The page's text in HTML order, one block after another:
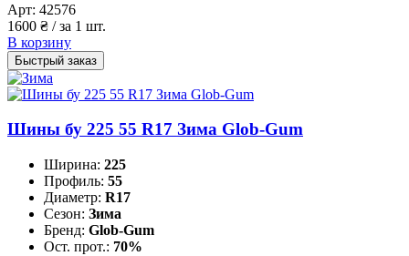
Арт: 42576
1600 ₴ / за 1 шт.
В корзину
Быстрый заказ
Шины бу 225 55 R17 Зима Glob-Gum
Ширина: 225
Профиль: 55
Диаметр: R17
Сезон: Зима
Бренд: Glob-Gum
Ост. прот.: 70%